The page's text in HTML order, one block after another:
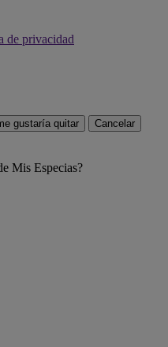
de privacidad
gustaría quitar
Cancelar
Mis Especias?